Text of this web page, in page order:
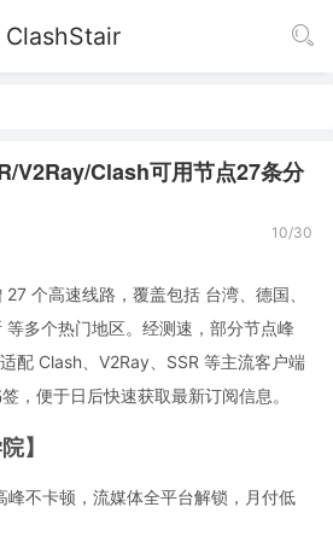
ClashStair
V2Ray/Clash可用节点27条分
10/30
个高速线路，覆盖包括 台湾、德国、
多个热门地区。经测速，部分节点峰
配 Clash、V2Ray、SSR 等主流客户端
，便于日后快速获取最新订阅信息。
】
峰不卡顿，流媒体全平台解锁，月付低